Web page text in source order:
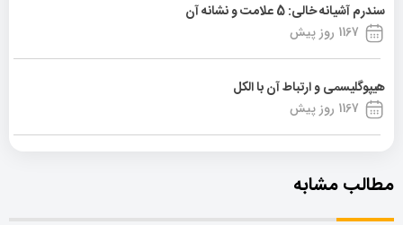
سندرم آشیانه خالی: 5 علامت و نشانه آن
1167 روز پیش
هیپوگلیسمی و ارتباط آن با الکل
1167 روز پیش
مطالب مشابه